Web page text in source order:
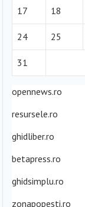
17 18
24 25
31
opennews.ro
resursele.ro
ghidliber.ro
betapress.ro
ghidsimplu.ro
zonapopesti.ro